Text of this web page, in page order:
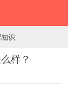
识
样？